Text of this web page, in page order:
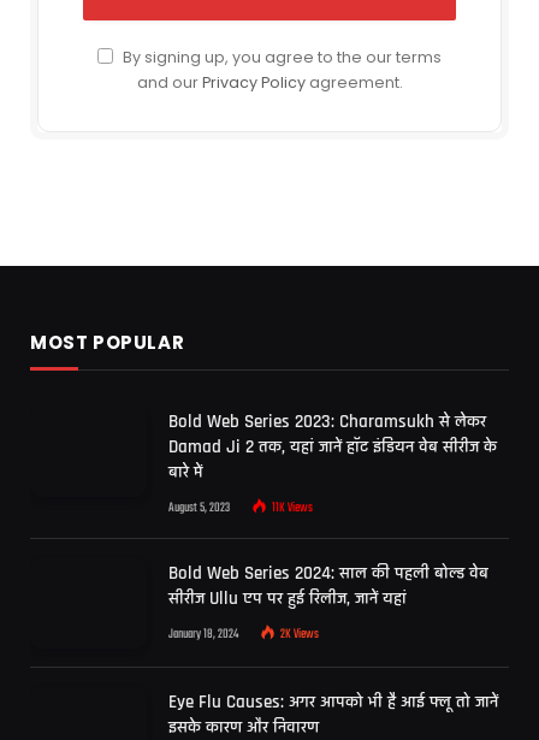
By signing up, you agree to the our terms
and ourPrivacy Policyagreement.
MOST POPULAR
Bold Web Series 2023: Charamsukh से लेकर
Damad Ji 2 तक, यहां जानें हॉट इंडियन वेब सीरीज के
बारे में
August 5, 2023 11KViews
Bold Web Series 2024: साल की पहली बोल्ड वेब
सीरीज Ullu एप पर हुई रिलीज, जानें यहां
January 18, 2024 2KViews
Eye Flu Causes: अगर आपको भी है आई फ्लू तो जानें
इसके कारण और निवारण